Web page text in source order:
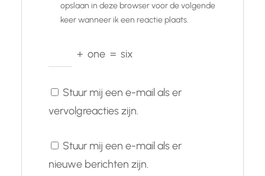
opslaan in deze browser voor de volgende
keer wanneer ik een reactie plaats.
+ one = six
Stuur mij een e-mail als er
vervolgreacties zijn.
Stuur mij een e-mail als er
nieuwe berichten zijn.